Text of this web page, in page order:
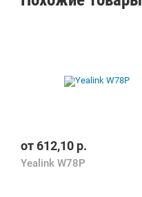
от612,10 р.
Yealink W78P